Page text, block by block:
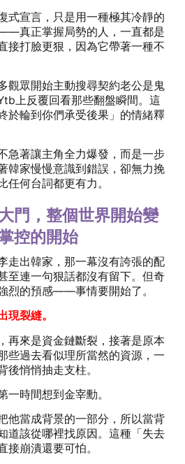
式宣言，只是用一種極其冷靜的
真正掌握局勢的人，一直都是
接打臉更狠，因為它帶著一種不
觀眾開始主動搜尋契約老公是鬼
上反覆回看那些翻盤瞬間。這
於輪到你們承受後果」的情緒釋
急著讓主角全力爆發，而是一步
韓家慢慢意識到錯誤，卻無力挽
任何台詞都更有力。
門，整個世界開始變
控的開始
走出韓家，那一幕沒有誇張的配
至連一句狠話都沒有留下。但奇
烈的預感——事情要開始了。
現裂縫。
再來是資金鏈斷裂，接著是原本
些過去看似理所當然的資源，一
後悄悄抽走支柱。
一時間想到金宰勳。
他當成背景的一部分，所以當背
道該從哪裡找原因。這種「失去
接崩潰還要可怕。